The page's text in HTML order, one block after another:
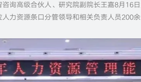
询高级合伙人、研究院副院长王嘉8月16
力资源条口分管领导和相关负责人员200余